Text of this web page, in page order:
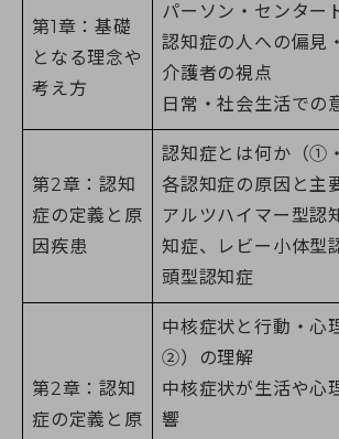
第1章：基礎
となる理念や
考え方
パーソン・センター
認知症の人への偏見
介護者の視点
日常・社会生活での
第2章：認知
症の定義と原
因疾患
認知症とは何か（①
各認知症の原因と主
アルツハイマー型認
知症、レビー小体型
頭型認知症
第2章：認知
症の定義と原
中核症状と行動・心
②）の理解
中核症状が生活や心
響